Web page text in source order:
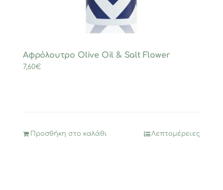
Αφρόλουτρο Olive Oil & Salt Flower
7,60€
Προσθήκη στο καλάθι Λεπτομέρειες